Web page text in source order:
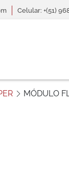
Celular: +(51)
MÓDULO